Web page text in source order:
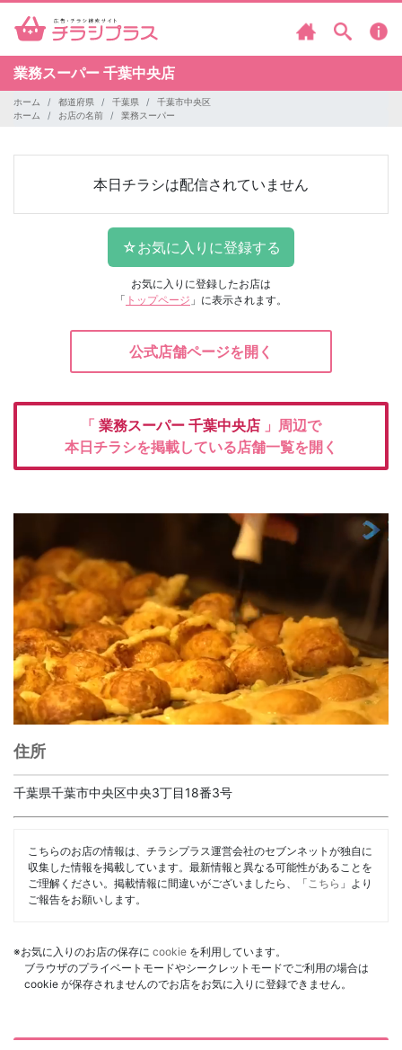
業務スーパー 千葉中央店
ホーム 都道府県 千葉県
千葉市中央区
ホーム
お店の名前 業務スーパー
本日チラシは配信されていません
お気に入りに登録したお店は
「 トップページ 」に表示されます。
公式店舗ページを開く
「 業務スーパー 千葉中央店 」周辺で
本日チラシを掲載している店舗一覧を開く
住所
千葉県千葉市中央区中央3丁目18番3号
こちらのお店の情報は、チラシプラス運営会社のセブンネットが独自に
収集した情報を掲載しています。最新情報と異なる可能性があることを
ご理解ください。掲載情報に間違いがございましたら、「 こちら 」より
ご報告をお願いします。
※お気に入りのお店の保存に cookie を利用しています。
ブラウザのプライベートモードやシークレットモードでご利用の場合は
cookie が保存されませんのでお店をお気に入りに登録できません。